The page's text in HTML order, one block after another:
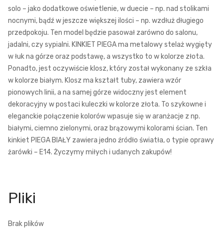
solo – jako dodatkowe oświetlenie, w duecie – np. nad stolikami
nocnymi, bądź w jeszcze większej ilości – np. wzdłuż długiego
przedpokoju. Ten model będzie pasował zarówno do salonu,
jadalni, czy sypialni. KINKIET PIEGA ma metalowy stelaż wygięty
w łuk na górze oraz podstawę, a wszystko to w kolorze złota.
Ponadto, jest oczywiście klosz, który został wykonany ze szkła
w kolorze białym. Klosz ma kształt tuby, zawiera wzór
pionowych linii, a na samej górze widoczny jest element
dekoracyjny w postaci kuleczki w kolorze złota. To szykowne i
eleganckie połączenie kolorów wpasuje się w aranżacje z np.
białymi, ciemno zielonymi, oraz brązowymi kolorami ścian. Ten
kinkiet PIEGA BIAŁY zawiera jedno źródło światła, o typie oprawy
żarówki – E14. Życzymy miłych i udanych zakupów!
Brak plików